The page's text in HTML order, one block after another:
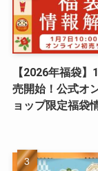
【2026年福袋
売開始！公式オ
ョップ限定福袋